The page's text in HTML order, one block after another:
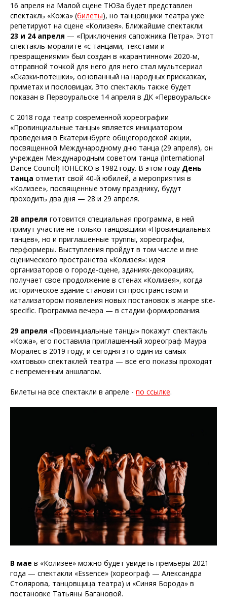
16 апреля на Малой сцене ТЮЗа будет представлен
спектакль «Кожа» (билеты), но танцовщики театра уже
репетируют на сцене «Колизея». Ближайшие спектакли:
23 и 24 апреля — «Приключения сапожника Петра». Этот
спектакль-моралите «с танцами, текстами и
превращениями» был создан в «карантинном» 2020-м,
отправной точкой для него для него стал мультсериал
«Сказки-потешки», основанный на народных присказках,
приметах и пословицах. Это спектакль также будет
показан в Первоуральске 14 апреля в ДК «Первоуральск»
С 2018 года театр современной хореографии
«Провинциальные танцы» является инициатором
проведения в Екатеринбурге общегородской акции,
посвященной Международному дню танца (29 апреля), он
учрежден Международным советом танца (International
Dance Council) ЮНЕСКО в 1982 году. В этом году День
танца отметит свой 40-й юбилей, а мероприятия в
«Колизее», посвященные этому празднику, будут
проходить два дня — 28 и 29 апреля.
28 апреля готовится специальная программа, в ней
примут участие не только танцовщики «Провинциальных
танцев», но и приглашенные труппы, хореографы,
перформеры. Выступления пройдут в том числе и вне
сценического пространства «Колизея»: идея
организаторов о городе-сцене, зданиях-декорациях,
получает свое продолжение в стенах «Колизея», когда
историческое здание становится пространством и
катализатором появления новых постановок в жанре site-
specific. Программа вечера — в стадии формирования.
29 апреля «Провинциальные танцы» покажут спектакль
«Кожа», его поставила приглашенный хореограф Маура
Моралес в 2019 году, и сегодня это один из самых
«хитовых» спектаклей театра — все его показы проходят
с непременным аншлагом.
Билеты на все спектакли в апреле - по ссылке.
В мае в «Колизее» можно будет увидеть премьеры 2021
года — спектакли «Essence» (хореограф — Александра
Столярова, танцовщица театра) и «Синяя Борода» в
постановке Татьяны Багановой.